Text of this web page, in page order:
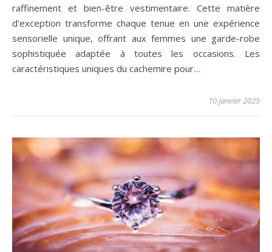
raffinement et bien-être vestimentaire. Cette matière
d'exception transforme chaque tenue en une expérience
sensorielle unique, offrant aux femmes une garde-robe
sophistiquée adaptée à toutes les occasions. Les
caractéristiques uniques du cachemire pour…
10 janvier 2025